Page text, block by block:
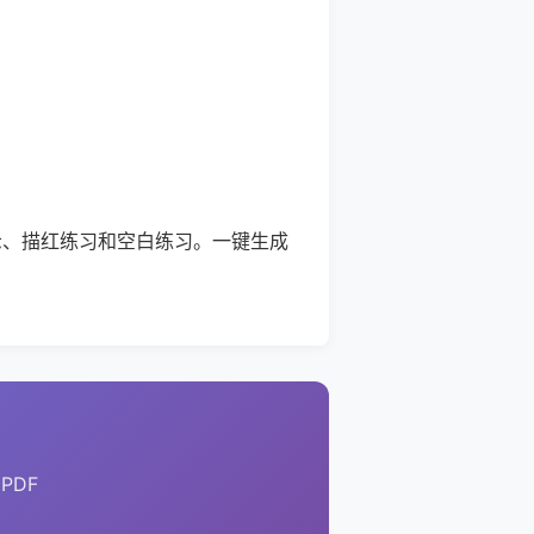
描红练习和空白练习。一键生成